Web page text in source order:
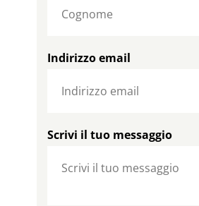
Indirizzo email
Scrivi il tuo messaggio